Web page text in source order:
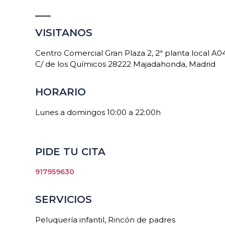
VISITANOS
Centro Comercial Gran Plaza 2, 2ª planta local
C/ de los Químicos 28222 Majadahonda, Madrid
HORARIO
Lunes a domingos 10:00 a 22:00h
PIDE TU CITA
917959630
SERVICIOS
Peluquería infantil, Rincón de padres